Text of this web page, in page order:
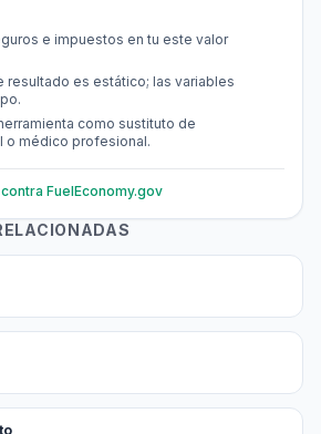
e impuestos en tu este valor
resultado es estático; las variables
como sustituto de
o médico profesional.
FuelEconomy.gov